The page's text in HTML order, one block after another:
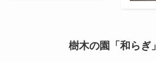
樹木の園「和らぎ」